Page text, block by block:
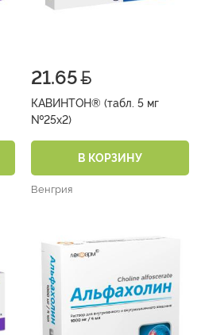
21.65
КАВИНТОН® (табл. 5 мг
№25х2)
В КОРЗИНУ
Венгрия